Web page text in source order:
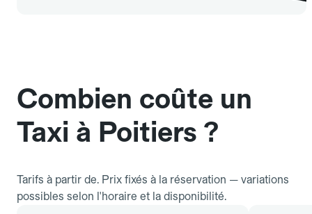
Combien coûte un
Taxi à Poitiers ?
Tarifs à partir de. Prix fixés à la réservation — variations
possibles selon l'horaire et la disponibilité.